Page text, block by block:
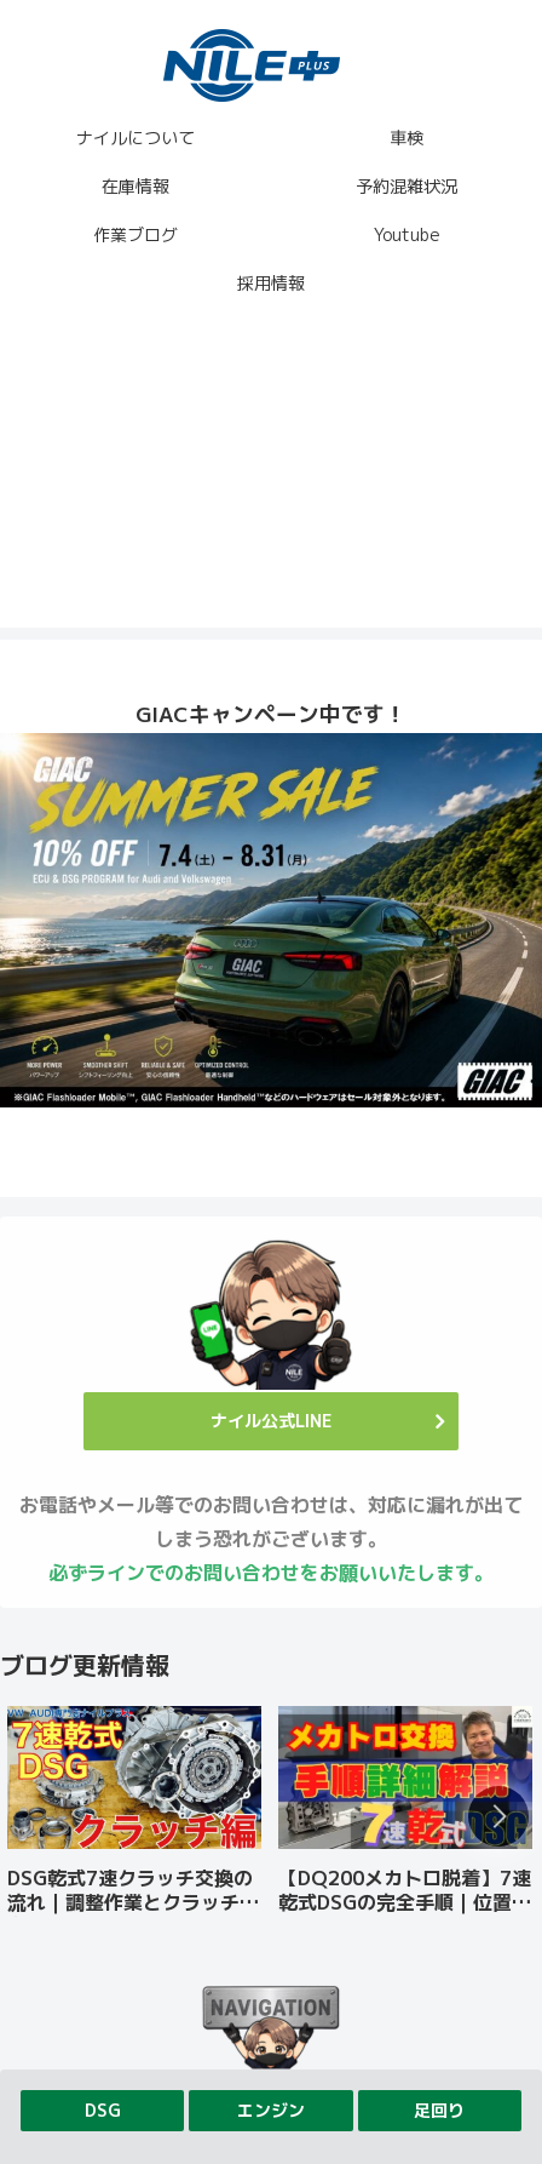
ナイルについて 車検
在庫情報 予約混雑状況
作業ブログ Youtube
採用情報
GIACキャンペーン中です！
ナイル公式LINE
お電話やメール等でのお問い合わせは、対応に漏れが出て
しまう恐れがございます。
必ずラインでのお問い合わせをお願いいたします。
ブログ更新情報
DSG乾式7速クラッチ交換の
流れ｜調整作業とクラッチを
【DQ200メカトロ脱着】7速
乾式DSGの完全手順｜位置ズ
DSG エンジン 足回り